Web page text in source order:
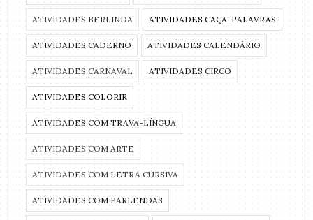
ATIVIDADES BERLINDA ATIVIDADES CAÇA-PALAVRAS
ATIVIDADES CADERNO ATIVIDADES CALENDÁRIO
ATIVIDADES CARNAVAL ATIVIDADES CIRCO
ATIVIDADES COLORIR
ATIVIDADES COM TRAVA-LÍNGUA
ATIVIDADES COM ARTE
ATIVIDADES COM LETRA CURSIVA
ATIVIDADES COM PARLENDAS